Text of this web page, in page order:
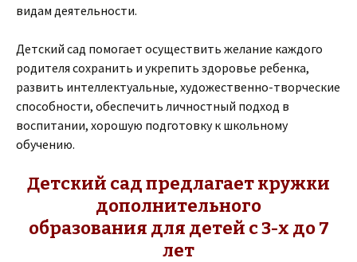
видам деятельности.
Детский сад помогает осуществить желание каждого
родителя сохранить и укрепить здоровье ребенка,
развить интеллектуальные, художественно-творческие
способности, обеспечить личностный подход в
воспитании, хорошую подготовку к школьному
обучению.
Детский сад предлагает кружки
дополнительного
образования для детей с 3-х до 7
лет